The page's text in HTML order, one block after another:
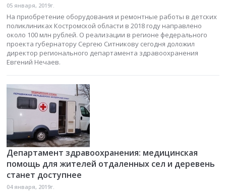
05 января, 2019г.
На приобретение оборудования и ремонтные работы в детских
поликлиниках Костромской области в 2018 году направлено
около 100 млн рублей. О реализации в регионе федерального
проекта губернатору Сергею Ситникову сегодня доложил
директор регионального департамента здравоохранения
Евгений Нечаев.
Департамент здравоохранения: медицинская
помощь для жителей отдаленных сел и деревень
станет доступнее
04 января, 2019г.